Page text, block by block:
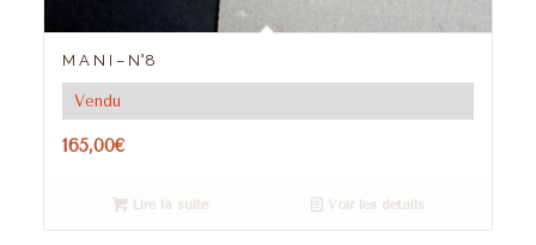
M A N I – N°8
Vendu
165,00€
Lire la suite Voir les détails